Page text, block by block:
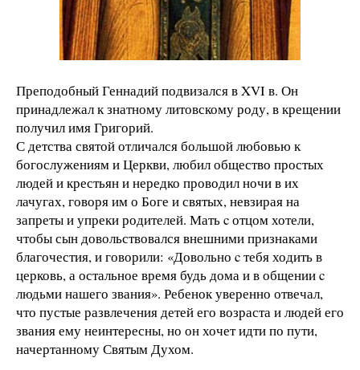
Преподобный Геннадий подвизался в XVI в. Он
принадлежал к знатному литовскому роду, в крещении
получил имя Григорий.
С детства святой отличался большой любовью к
богослужениям и Церкви, любил общество простых
людей и крестьян и нередко проводил ночи в их
лачугах, говоря им о Боге и святых, невзирая на
запреты и упреки родителей. Мать c отцом хотели,
чтобы сын довольствовался внешними признаками
благочестия, и говорили: «Довольно c тебя ходить в
церковь, а остальное время будь дома и в общении c
людьми нашего звания». Ребенок уверенно отвечал,
что пустые развлечения детей его возраста и людей его
звания ему неинтересны, но он хочет идти по пути,
начертанному Святым Духом.